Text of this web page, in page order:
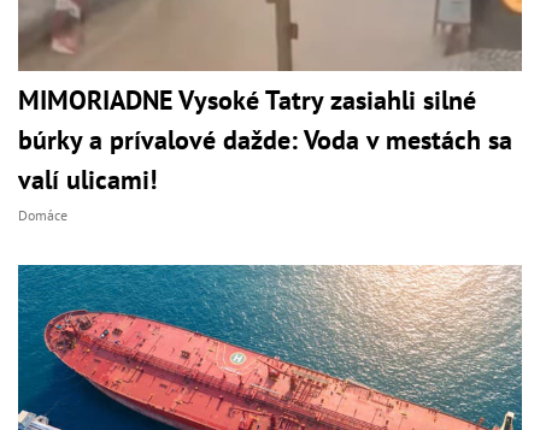
MIMORIADNE Vysoké Tatry zasiahli silné
búrky a prívalové dažde: Voda v mestách sa
valí ulicami!
Domáce